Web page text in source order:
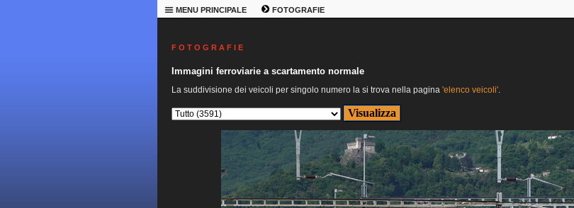
MENU PRINCIPALE FOTOGRAFIE
F O T O G R A F I E
Immagini ferroviarie a scartamento normale
La suddivisione dei veicoli per singolo numero la si trova nella pagina 'elenco veicoli'.